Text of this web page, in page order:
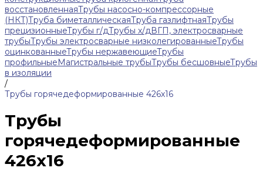
восстановленнаяТрубы насосно-компрессорные
(НКТ)Труба биметаллическаяТруба газлифтнаяТрубы
прецизионныеТрубы г/дТрубы х/дВГП, электросварные
трубыТрубы электросварные низколегированныеТрубы
оцинкованныеТрубы нержавеющиеТрубы
профильныеМагистральные трубыТрубы бесшовныеТрубы
в изоляции
/
Трубы горячедеформированные 426x16
Трубы
горячедеформированные
426x16